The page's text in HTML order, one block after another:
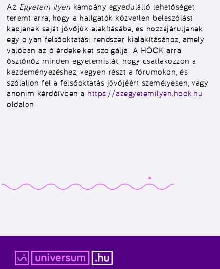
Az Egyetem ilyen kampány egyedülálló lehetőséget
teremt arra, hogy a hallgatók közvetlen beleszólást
kapjanak saját jövőjük alakításába, és hozzájáruljanak
egy olyan felsőoktatási rendszer kialakításához, amely
valóban az ő érdekeiket szolgálja. A HÖOK arra
ösztönöz minden egyetemistát, hogy csatlakozzon a
kezdeményezéshez, vegyen részt a fórumokon, és
szólaljon fel a felsőoktatás jövőjéért személyesen, vagy
anonim kérdőívben a https://azegyetemilyen.hook.hu
oldalon.